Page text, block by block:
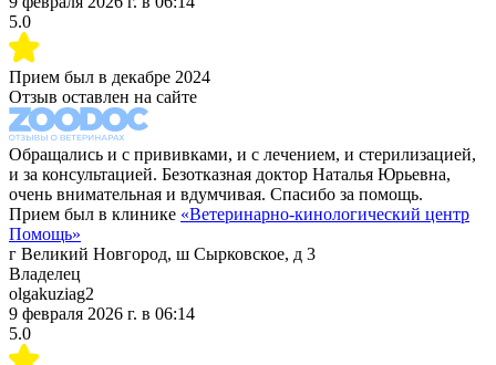
5.0
Прием был в декабре 2024
Отзыв оставлен на сайте
Обращались и с прививками, и с лечением, и стерилизацией,
и за консультацией. Безотказная доктор Наталья Юрьевна,
очень внимательная и вдумчивая. Спасибо за помощь.
Прием был в клинике «Ветеринарно-кинологический центр
Помощь»
г Великий Новгород, ш Сырковское, д 3
Владелец
olgakuziag2
9 февраля 2026 г. в 06:14
5.0